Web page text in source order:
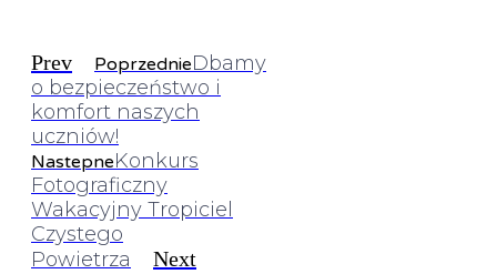
Prev PoprzednieDbamy
o bezpieczeństwo i
komfort naszych
uczniów!
NastepneKonkurs
Fotograficzny
Wakacyjny Tropiciel
Czystego
Powietrza
Next